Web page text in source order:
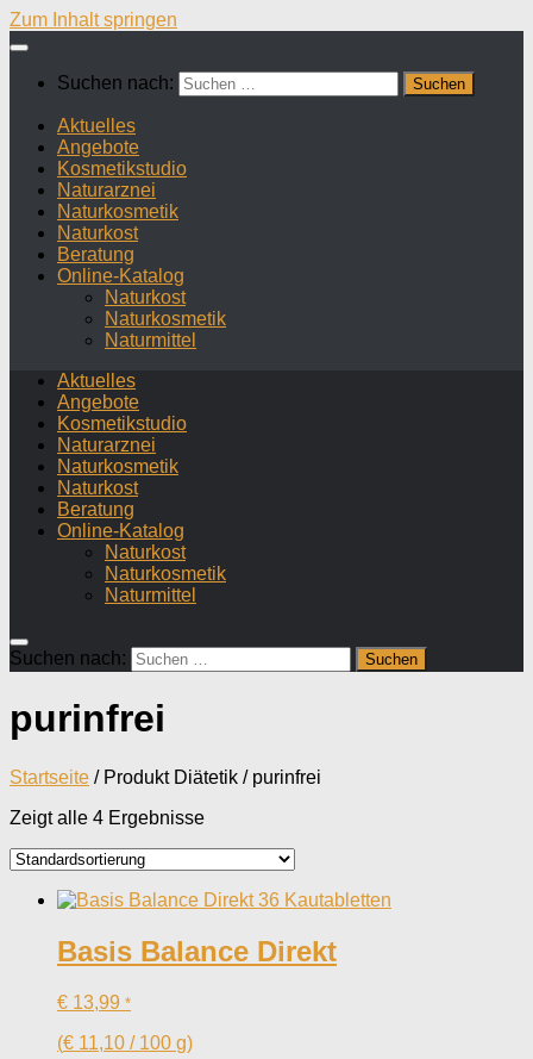
Zum Inhalt springen
Suchen nach:
Aktuelles
Angebote
Kosmetikstudio
Naturarznei
Naturkosmetik
Naturkost
Beratung
Online-Katalog
Naturkost
Naturkosmetik
Naturmittel
Aktuelles
Angebote
Kosmetikstudio
Naturarznei
Naturkosmetik
Naturkost
Beratung
Online-Katalog
Naturkost
Naturkosmetik
Naturmittel
Suchen nach:
purinfrei
Startseite / Produkt Diätetik / purinfrei
Zeigt alle 4 Ergebnisse
Basis Balance Direkt
€ 13,99 *
(€ 11,10 / 100 g)